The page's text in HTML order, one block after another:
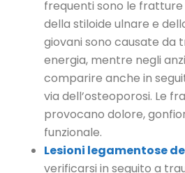
frequenti sono le fratture
della stiloide ulnare e
giovani sono causate da
energia, mentre negli
comparire anche in
via dell’osteoporosi. Le
provocano dolore,
funzionale.
Lesioni legamentose
verificarsi in seguito a